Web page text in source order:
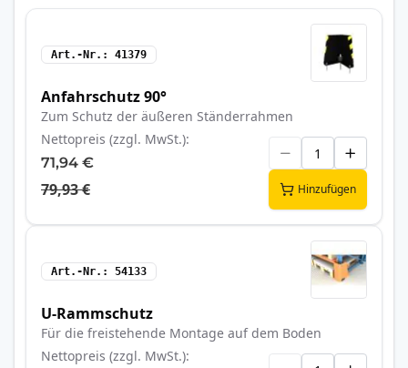
Art.-Nr. 41379
Anfahrschutz 90°
Zum Schutz der äußeren Ständerrahmen
Nettopreis (zzgl. MwSt.)
71,94 €
79,93 € Hinzufügen
Art.-Nr. 54133
U-Rammschutz
Für die freistehende Montage auf dem Boden
Nettopreis (zzgl. MwSt.)